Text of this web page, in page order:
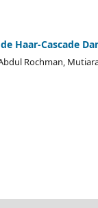
Haar-Cascade
Rochman,